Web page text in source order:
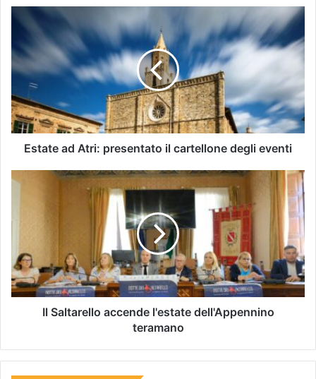
Estate ad Atri: presentato il cartellone degli eventi
Il Saltarello accende l'estate dell'Appennino
teramano